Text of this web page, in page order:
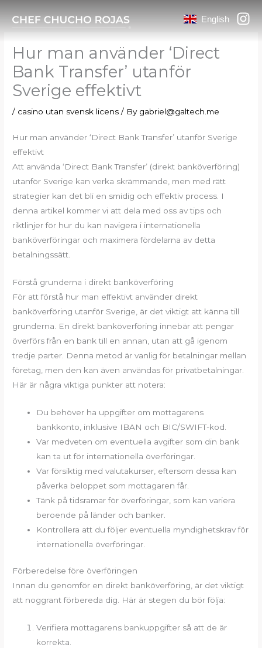
English
Hur man använder ‘Direct
Bank Transfer’ utanför
Sverige effektivt
/ casino utan svensk licens / By gabriel@galtech.me
Hur man använder ‘Direct Bank Transfer’ utanför Sverige
effektivt
Att använda ‘Direct Bank Transfer’ (direkt banköverföring)
utanför Sverige kan verka skrämmande, men med rätt
strategier kan det bli en smidig och effektiv process. I
denna artikel kommer vi att dela med oss av tips och
riktlinjer för hur du kan navigera i internationella
banköverföringar och maximera fördelarna av detta
betalningssätt.
Förstå grunderna i direkt banköverföring
För att förstå hur man effektivt använder direkt
banköverföring utanför Sverige, är det viktigt att känna till
grunderna. En direkt banköverföring innebär att pengar
överförs från en bank till en annan, utan att gå igenom
tredje parter. Denna metod är vanlig för betalningar mellan
företag, men den kan även användas för privatbetalningar.
Här är några viktiga punkter att notera:
Du behöver ha uppgifter om mottagarens
bankkonto, inklusive IBAN och BIC/SWIFT-kod.
Var medveten om eventuella avgifter som din bank
kan ta ut för internationella överföringar.
Var försiktig med valutakurser, eftersom dessa kan
påverka beloppet som mottagaren får.
Tänk på tidsramar för överföringar, som kan variera
beroende på länder och banker.
Kontrollera att du följer eventuella myndighetskrav för
internationella överföringar.
Förberedelse före överföringen
Innan du genomför en direkt banköverföring, är det viktigt
att noggrant förbereda dig. Här är stegen du bör följa:
Verifiera mottagarens bankuppgifter så att de är
korrekta.